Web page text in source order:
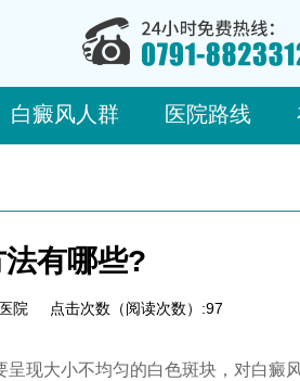
白癜风人群 医院路线
有哪些?
院 点击次数（阅读次数）:97
现大小不均匀的白色斑块，对白癜